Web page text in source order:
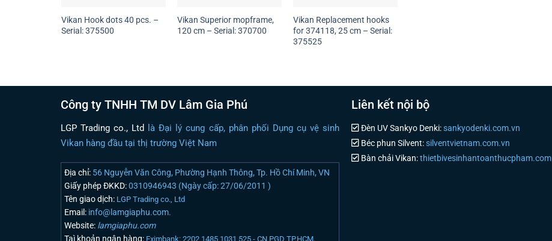
Vikan Hook dots 40 pcs. –
Serial: 375500
Vikan Superior mopframe,
120 cm – Serial: 370700
Vikan Replacement hooks
for 374118, 25 cm – Serial:
375525
Công ty TNHH TM DV Lâm Gia Phú
LGP Trading co., Ltd là Đại lý cung cấp, phân phối Dụng cụ vệ sinh
Vikan hàng đầu tại thị trường Việt Nam
Địa chỉ:56 Nguyễn Văn Công, Phường Hạnh Thông, Tp. Hồ Chí Minh, VN
Giấy phép ĐKKD:0310946943 (Ngày cấp: 27/06/2011 )
Tên giao dịch: LGP Trading co., Ltd
Email:info@lamgiaphu.com.
Website:lamgiaphu.com
Taì khoản ngân hàng: Eximbank: 2202 1485 1031 525 - CN PGD TP.HCM.
Liên kết nội bộ
Đèn UV Sankyo Denki:sankyodenki.com.vn
Béc phun Silvent:silventvietnam.com.vn
Bàn chải Vikan:thietbivesinhantoanthucpham.com